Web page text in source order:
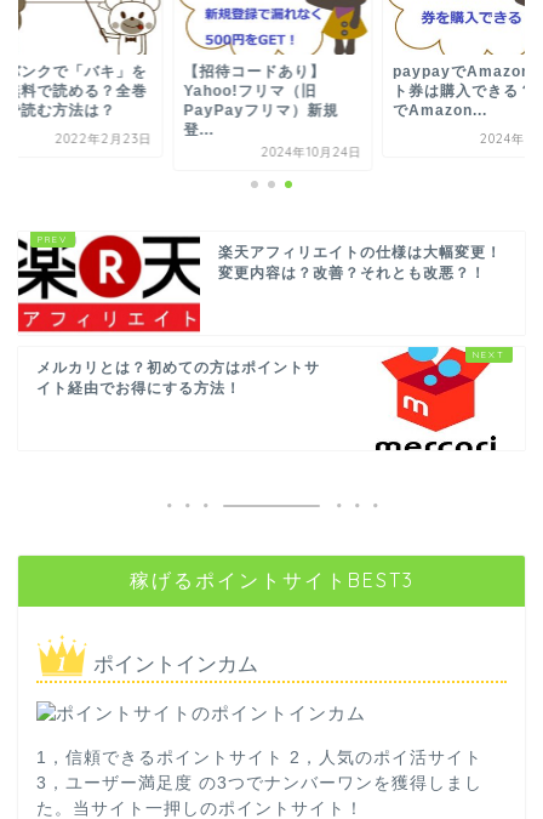
バンクで「バキ」を
無料で読める？全巻
で読む方法は？
2022年2月23日
【招待コードあり】
Yahoo!フリマ（旧
PayPayフリマ）新規
登...
2024年10月24日
paypayでAmazon
ト券は購入できる？
でAmazon...
2024年1
楽天アフィリエイトの仕様は大幅変更！
変更内容は？改善？それとも改悪？！
メルカリとは？初めての方はポイントサ
イト経由でお得にする方法！
稼げるポイントサイトBEST3
ポイントインカム
1，信頼できるポイントサイト 2，人気のポイ活サイト
3，ユーザー満足度 の3つでナンバーワンを獲得しまし
た。当サイト一押しのポイントサイト！